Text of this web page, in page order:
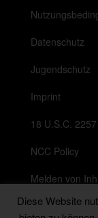
Datenschutz
Jugendschutz
Imprint
18 U.S.C. 2257
NCC Policy
Melden von
Anti Spam
Diese Website